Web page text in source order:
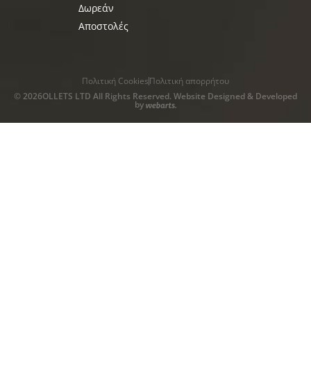
Δωρεάν
Αποστολές
© 2026OLLETS LTD All Rights Reserved. Website Designed & Developed
by
Πολιτική CookiesΠολιτική απορρήτου